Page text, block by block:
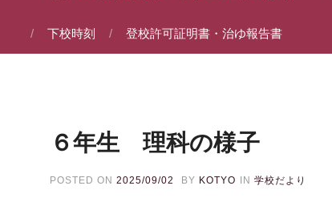
下校時刻 登校許可証明書・治ゆ報告書
６年生 理科の様子
POSTED ON 2025/09/02 BY KOTYO IN 学校だより